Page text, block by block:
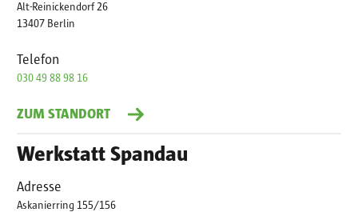
Alt-Reinickendorf 26
13407 Berlin
Telefon
030 49 88 98 16
ZUM STANDORT
Werkstatt Spandau
Adresse
Askanierring 155/156